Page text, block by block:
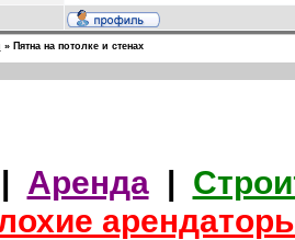
» Пятна на потолке и стенах
| Аренда|